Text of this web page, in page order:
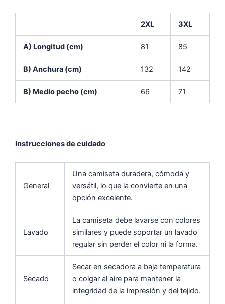
2XL 3XL
A) Longitud (cm) 81 85
B) Anchura (cm) 132 142
B) Medio pecho (cm) 66 71
Instrucciones de cuidado
General
Una camiseta duradera, cómoda y
versátil, lo que la convierte en una
opción excelente.
Lavado
La camiseta debe lavarse con colores
similares y puede soportar un lavado
regular sin perder el color ni la forma.
Secado
Secar en secadora a baja temperatura
o colgar al aire para mantener la
integridad de la impresión y del tejido.